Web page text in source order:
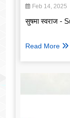
Feb 14, 2025
सुषमा स्वराज -
Read More